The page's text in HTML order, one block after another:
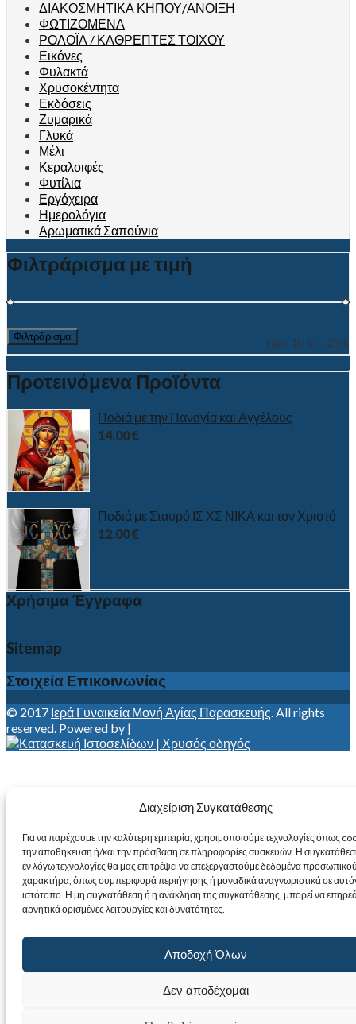
Διαχείριση Συγκατάθεσης
Για να παρέχουμε την καλύτερη εμπειρία, χρησιμοποιούμε τεχνολογίες όπως
την αποθήκευση ή/και την πρόσβαση σε πληροφορίες συσκευών. Η συγκατάθεση
εν λόγω τεχνολογίες θα μας επιτρέψει να επεξεργαστούμε δεδομένα
χαρακτήρα, όπως συμπεριφορά περιήγησης ή μοναδικά αναγνωριστικά σε
ιστότοπο. Η μη συγκατάθεση ή η ανάκληση της συγκατάθεσης, μπορεί να
αρνητικά ορισμένες λειτουργίες και δυνατότητες.
Αποδοχή Όλων
Δεν αποδέχομαι
ΔΙΑΚΟΣΜΗΤΙΚΑ ΚΗΠΟΥ/ΑΝΟΙΞΗ
ΦΩΤΙΖΟΜΕΝΑ
ΡΟΛΟΪΑ / ΚΑΘΡΕΠΤΕΣ ΤΟΙΧΟΥ
Εικόνες
Φυλακτά
Χρυσοκέντητα
Εκδόσεις
Ζυμαρικά
Γλυκά
Μέλι
Κεραλοιφές
Φυτίλια
Εργόχειρα
Ημερολόγια
Αρωματικά Σαπούνια
Φιλτράρισμα με τιμή
Φιλτράρισμα Τιμή: 10 € — 20 €
Προτεινόμενα Προϊόντα
Ποδιά με την Παναγία και Αγγέλους
14.00€
Ποδιά με Σταυρό ΙΣ ΧΣ ΝΙΚΑ και τον Χριστό
12.00€
Χρήσιμα Έγγραφα
Sitemap
Στοιχεία Επικοινωνίας
© 2017 Ιερά Γυναικεία Μονή Αγίας Παρασκευής. All rights
reserved. Powered by |